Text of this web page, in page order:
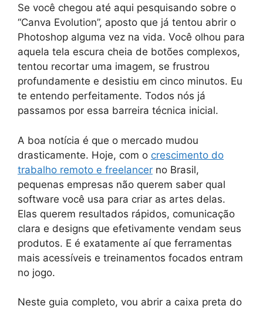
Se você chegou até aqui pesquisando sobre o
“Canva Evolution”, aposto que já tentou abrir o
Photoshop alguma vez na vida. Você olhou para
aquela tela escura cheia de botões complexos,
tentou recortar uma imagem, se frustrou
profundamente e desistiu em cinco minutos. Eu
te entendo perfeitamente. Todos nós já
passamos por essa barreira técnica inicial.
A boa notícia é que o mercado mudou
drasticamente. Hoje, com o crescimento do
trabalho remoto e freelancer no Brasil,
pequenas empresas não querem saber qual
software você usa para criar as artes delas.
Elas querem resultados rápidos, comunicação
clara e designs que efetivamente vendam seus
produtos. E é exatamente aí que ferramentas
mais acessíveis e treinamentos focados entram
no jogo.
Neste guia completo, vou abrir a caixa preta do